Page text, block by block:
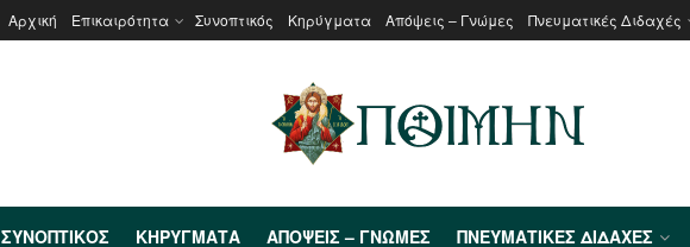
Αρχική Επικαιρότητα Συνοπτικός Κηρύγματα Απόψεις – Γνώμες Πνευματικές Διδαχές
ΣΥΝΟΠΤΙΚΌΣ ΚΗΡΎΓΜΑΤΑ ΑΠΌΨΕΙΣ – ΓΝΏΜΕΣ ΠΝΕΥΜΑΤΙΚΈΣ ΔΙΔΑΧΈΣ